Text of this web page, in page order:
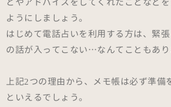
ようにしましょう。
はじめて電話占いを利用する方は、緊
の話が入ってこない…なんてこともあり
上記2つの理由から、メモ帳は必ず準備
といえるでしょう。